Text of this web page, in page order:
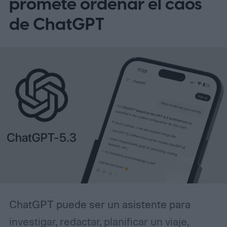
de ChatGPT
ChatGPT puede ser un asistente para
investigar, redactar, planificar un viaje,